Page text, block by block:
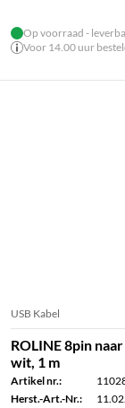
Op voorraad -
Voor 14.00 uur
USB Kabel
ROLINE 8pin
wit, 1 m
Artikel nr.:
Herst.-Art.-Nr.: